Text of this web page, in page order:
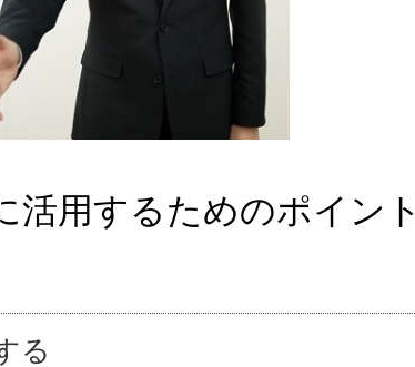
活用するためのポイント
る